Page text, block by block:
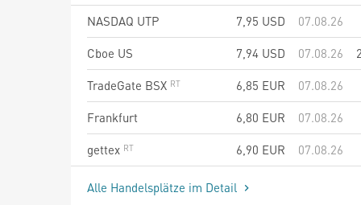
NASDAQ UTP
7,95 USD
07.08.26
Cboe US
7,94 USD 07.08.26
TradeGate BSX
6,85 EUR
07.08.26
Frankfurt
6,80 EUR
07.08.26
gettex
6,90 EUR 07.08.26
Alle Handelsplätze im Detail